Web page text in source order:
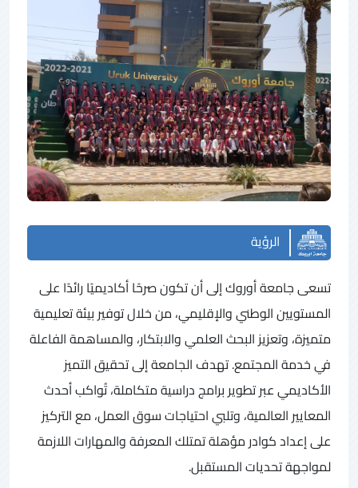
الرؤية
تسعى جامعة أوروك إلى أن تكون صرحًا أكاديميًا رائدًا على
المستويين الوطني والإقليمي، من خلال توفير بيئة تعليمية
متميزة، وتعزيز البحث العلمي والابتكار، والمساهمة الفاعلة
في خدمة المجتمع. تهدف الجامعة إلى تحقيق التميز
الأكاديمي عبر تطوير برامج دراسية متكاملة، تُواكب أحدث
المعايير العالمية، وتلبي احتياجات سوق العمل، مع التركيز
على إعداد كوادر مؤهلة تمتلك المعرفة والمهارات اللازمة
لمواجهة تحديات المستقبل.